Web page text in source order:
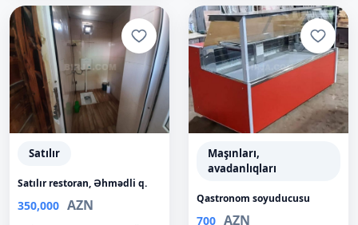
Satılır
Satılır restoran, Əhmədli q.
350,000 AZN
Maşınları,
avadanlıqları
Qastronom soyuducusu
700 AZN